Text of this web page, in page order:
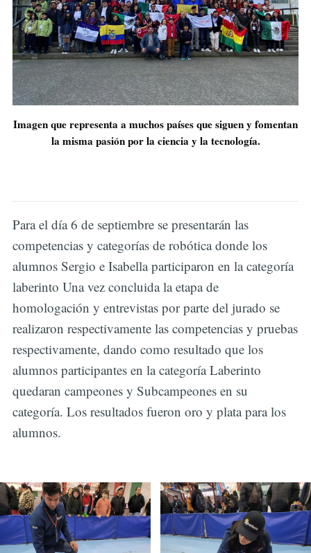
Imagen que representa a muchos países que siguen y fomentan
la misma pasión por la ciencia y la tecnología.
Para el día 6 de septiembre se presentarán las
competencias y categorías de robótica donde los
alumnos Sergio e Isabella participaron en la categoría
laberinto Una vez concluida la etapa de
homologación y entrevistas por parte del jurado se
realizaron respectivamente las competencias y pruebas
respectivamente, dando como resultado que los
alumnos participantes en la categoría Laberinto
quedaran campeones y Subcampeones en su
categoría. Los resultados fueron oro y plata para los
alumnos.